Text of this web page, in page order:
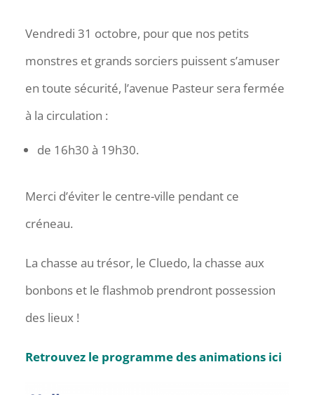
Vendredi 31 octobre, pour que nos petits
monstres et grands sorciers puissent s’amuser
en toute sécurité, l’avenue Pasteur sera fermée
à la circulation :
de 16h30 à 19h30.
Merci d’éviter le centre-ville pendant ce
créneau.
La chasse au trésor, le Cluedo, la chasse aux
bonbons et le flashmob prendront possession
des lieux !
Retrouvez le programme des animations ici